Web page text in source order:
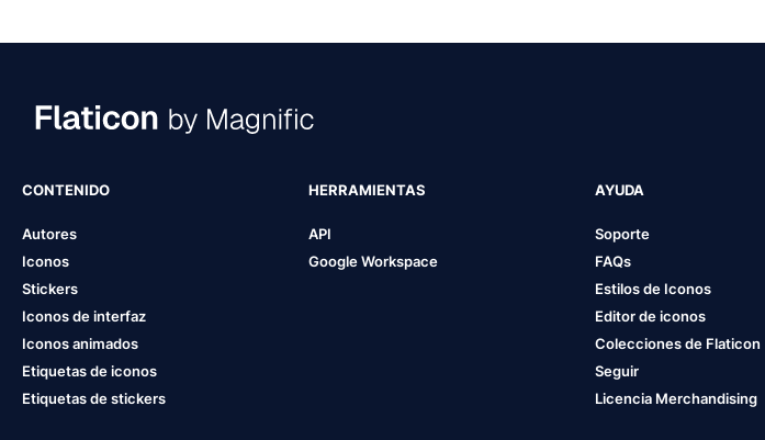
CONTENIDO
Autores
Iconos
Stickers
Iconos de interfaz
Iconos animados
Etiquetas de iconos
Etiquetas de stickers
HERRAMIENTAS
API
Google Workspace
AYUDA
Soporte
FAQs
Estilos de Iconos
Editor de iconos
Colecciones de Flaticon
Seguir
Licencia Merchandising